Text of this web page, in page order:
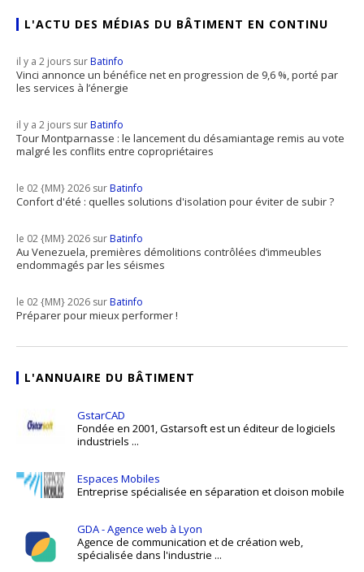
L'ACTU DES MÉDIAS DU BÂTIMENT EN CONTINU
il y a 2 jours surBatinfo
Vinci annonce un bénéfice net en progression de 9,6 %, porté par
les services à l’énergie
il y a 2 jours surBatinfo
Tour Montparnasse : le lancement du désamiantage remis au vote
malgré les conflits entre copropriétaires
le 02 {MM} 2026 surBatinfo
Confort d'été : quelles solutions d'isolation pour éviter de subir ?
le 02 {MM} 2026 surBatinfo
Au Venezuela, premières démolitions contrôlées d’immeubles
endommagés par les séismes
le 02 {MM} 2026 surBatinfo
Préparer pour mieux performer !
L'ANNUAIRE DU BÂTIMENT
GstarCAD
Fondée en 2001, Gstarsoft est un éditeur de logiciels
industriels ...
Espaces Mobiles
Entreprise spécialisée en séparation et cloison mobile
GDA - Agence web à Lyon
Agence de communication et de création web,
spécialisée dans l'industrie ...